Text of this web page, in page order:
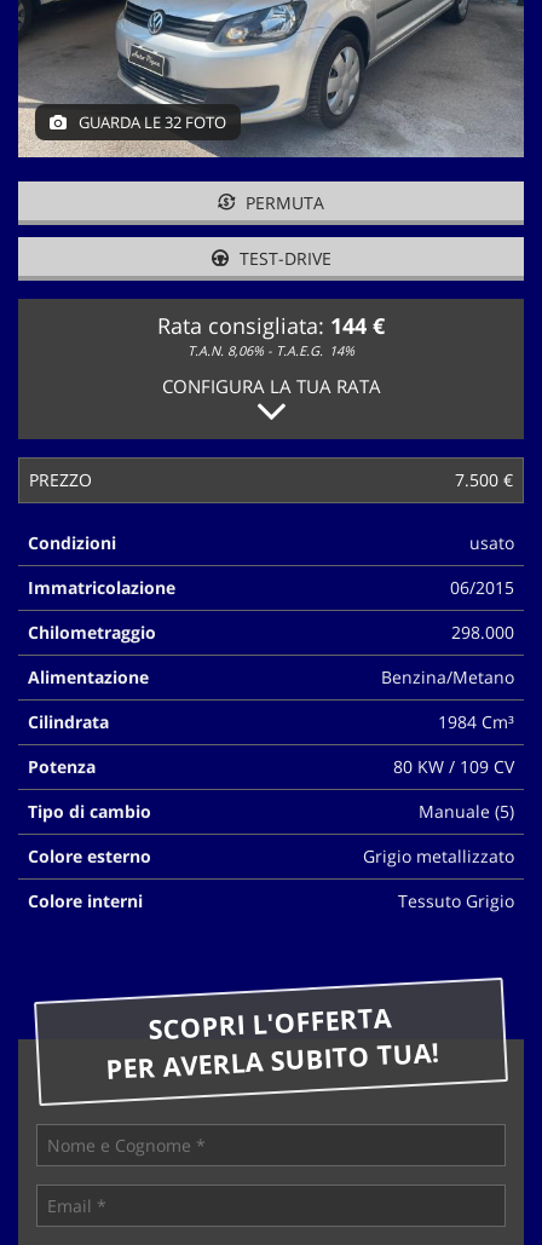
GUARDA LE 32 FOTO
PERMUTA
TEST-DRIVE
Rata consigliata: 144 €
T.A.N. 8,06% - T.A.E.G. 14%
CONFIGURA LA TUA RATA
PREZZO 7.500 €
Condizioni
usato
Immatricolazione
06/2015
Chilometraggio
298.000
Alimentazione
Benzina/Metano
Cilindrata
1984 Cm³
Potenza
80 KW / 109 CV
Tipo di cambio
Manuale (5)
Colore esterno
Grigio metallizzato
Colore interni
Tessuto Grigio
SCOPRI L'OFFERTA
PER AVERLA SUBITO TUA!
tracciamento
che
adottiamo
per
offrire
le
funzionalità
e
le
di
seguito
sull'utilità
sul
di
questi
strumenti
di
tracciamento
si
rimanda
alla
cookie
policy.
Puoi
rivedere
e
modificare
le
tue
momento.
Cookie necessari